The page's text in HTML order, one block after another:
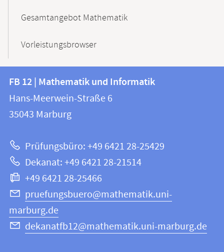
Gesamtangebot Mathematik
Vorleistungsbrowser
Kontakt
und
Informationen
Website
FB
12
|
und
Informatik
FB 12 | Mathematik und Informatik
Hans-Meerwein-Straße 6
35043 Marburg
Prüfungsbüro: +49 6421 28-25429
Dekanat: +49 6421 28-21514
+49 6421 28-25466
pruefungsbuero@mathematik.uni-
marburg.de
dekanatfb12@mathematik.uni-marburg.de